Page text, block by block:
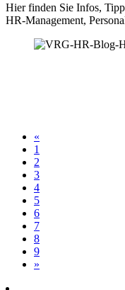
Hier finden Sie Infos,
HR-Management,
«
1
2
3
4
5
6
7
8
9
»